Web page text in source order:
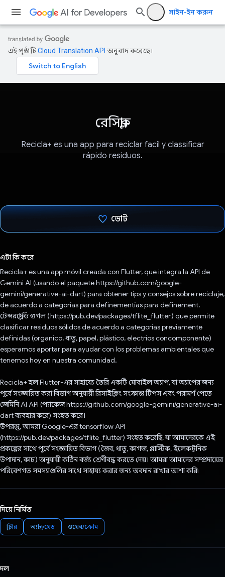
সাইন-ইন করুন
এই পৃষ্ঠাটিCloud Translation API অনুবাদ করেছে।
রেসিক্লা+
Recicla+ es una app para reciclar facil y classificar
rápido residuos.
ভোট
এটা কি করে
Recicla+ es una app móvil creada con Flutter, que integra la API de
Gemini AI (usando el paquete https://github.com/google-
gemini/generative-ai-dart) para obtener tips y consejos sobre reciclaje,
de acuerdo a categorías para definementías para definement.
টেন্সরফ্লো ডি গুগল (https://pub.dev/packages/tflite_flutter) que permite
clasificar residuos sólidos de acuerdo a categorías previamente
definidas (organico, ধাতু, papel, plástico, electrios concomponente)
esperamos aportar para ayudar con los problemas ambientales que
tenemos hoy en nuestra comunidad.
Recicla+ হল Flutter-এর সাহায্যে তৈরি একটি মোবাইল অ্যাপ, যা অ্যাপের জন্য
পূর্বে সংজ্ঞায়িত করা বিভাগ অনুযায়ী রিসাইক্লিং সংক্রান্ত টিপস এবং পরামর্শ পেতে
জেমিনি AI API (প্যাকেজ https://github.com/google-gemini/generative-ai-
dart ব্যবহার করে) সংহত করে।
উপরন্তু, আমরা Google-এর tensorflow API
(https://pub.dev/packages/tflite_flutter) সংহত করেছি, যা আমাদেরকে এই
প্রকল্পের সাথে পূর্বে সংজ্ঞায়িত বিভাগ (জৈব, ধাতু, কাগজ, প্লাস্টিক, ইলেকট্রনিক
উপাদান, কাচ) অনুযায়ী কঠিন বর্জ্য শ্রেণীবদ্ধ করতে দেয়। আমরা আমাদের সম্প্রদায়ের
পরিবেশগত সমস্যাগুলির সাথে সাহায্য করার জন্য অবদান রাখার আশা করি৷
দিয়ে নির্মিত
ফ্লাটার অ্যান্ড্রয়েড ওয়েব/ক্রোম
দল